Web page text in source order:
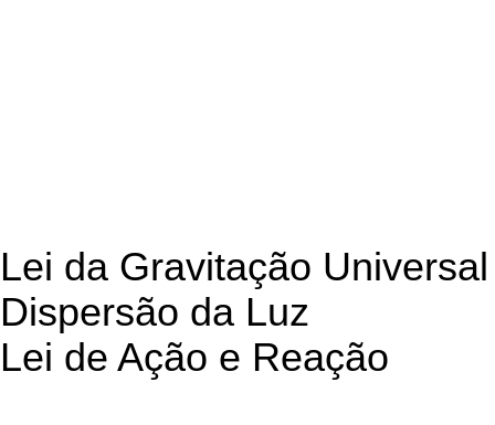
Lei da Gravitação Universal
Dispersão da Luz
Lei de Ação e Reação